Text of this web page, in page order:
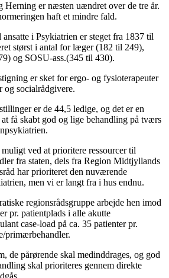
er næsten uændret over de tre år.
haft et mindre fald.
ansatte i Psykiatrien er steget fra 1837 til
størst i antal for læger (182 til 249),
og SOSU-ass.(345 til 430).
er sket for ergo- og fysioterapeuter
og socialrådgivere.
er de 44,5 ledige, og det er en
få skabt god og lige behandling på tværs
ved at prioritere ressourcer til
fra staten, dels fra Region Midtjyllands
har prioriteret den nuværende
men vi er langt fra i hus endnu.
regionsrådsgruppe arbejde hen imod
pr. patientplads i alle akutte
case-load på ca. 35 patienter pr.
primærbehandler.
de pårørende skal medinddrages, og god
skal prioriteres gennem direkte